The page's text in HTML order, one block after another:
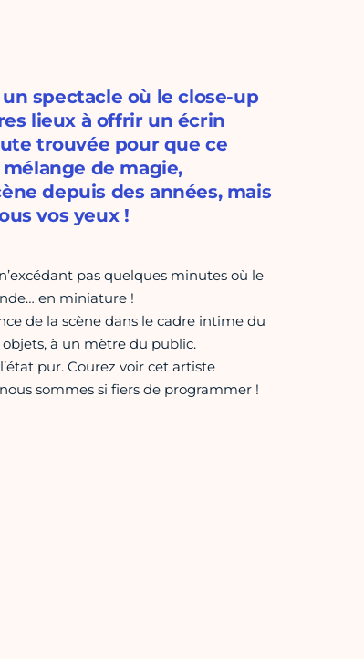
spectacle où le close-up
lieux à offrir un écrin
trouvée pour que ce
de magie,
depuis des années, mais
vos yeux !
pas quelques minutes où le
en miniature !
de la scène dans le cadre intime du
à un mètre du public.
pur. Courez voir cet artiste
sommes si fiers de programmer !